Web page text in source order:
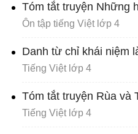
Tóm tắt truyện Những
Ôn tập tiếng Việt lớp 4
Danh từ chỉ khái niệm
Tiếng Việt lớp 4
Tóm tắt truyện Rùa và
Tiếng Việt lớp 4